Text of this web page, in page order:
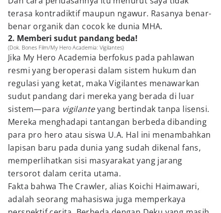
terasa kontradiktif maupun ngawur. Rasanya benar-
benar organik dan cocok ke dunia MHA.
2. Memberi sudut pandang beda!
(Dok. Bones Film/My Hero Academia: Vigilantes)
Jika My Hero Academia berfokus pada pahlawan
resmi yang beroperasi dalam sistem hukum dan
regulasi yang ketat, maka Vigilantes menawarkan
sudut pandang dari mereka yang berada di luar
sistem—para vigilanteyang bertindak tanpa lisensi.
Mereka menghadapi tantangan berbeda dibanding
para pro hero atau siswa U.A. Hal ini menambahkan
lapisan baru pada dunia yang sudah dikenal fans,
memperlihatkan sisi masyarakat yang jarang
tersorot dalam cerita utama.
Fakta bahwa The Crawler, alias Koichi Haimawari,
adalah seorang mahasiswa juga memperkaya